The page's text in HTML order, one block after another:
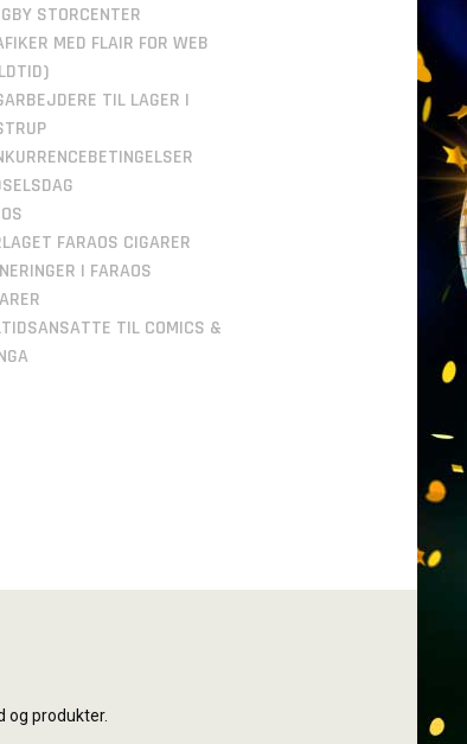
STORCENTER
MED FLAIR FOR WEB
TIL LAGER I
FARAOS CIGARER
I FARAOS
TIL COMICS &
og produkter.